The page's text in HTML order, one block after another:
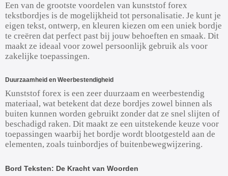
Een van de grootste voordelen van kunststof forex
tekstbordjes is de mogelijkheid tot personalisatie. Je kunt je
eigen tekst, ontwerp, en kleuren kiezen om een uniek bordje
te creëren dat perfect past bij jouw behoeften en smaak. Dit
maakt ze ideaal voor zowel persoonlijk gebruik als voor
zakelijke toepassingen.
Duurzaamheid en Weerbestendigheid
Kunststof forex is een zeer duurzaam en weerbestendig
materiaal, wat betekent dat deze bordjes zowel binnen als
buiten kunnen worden gebruikt zonder dat ze snel slijten of
beschadigd raken. Dit maakt ze een uitstekende keuze voor
toepassingen waarbij het bordje wordt blootgesteld aan de
elementen, zoals tuinbordjes of buitenbewegwijzering.
Bord Teksten: De Kracht van Woorden